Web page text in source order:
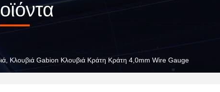
Κλουβιά Gabion Κλουβιά Κράτη Κράτη 4,0mm Wire Gauge